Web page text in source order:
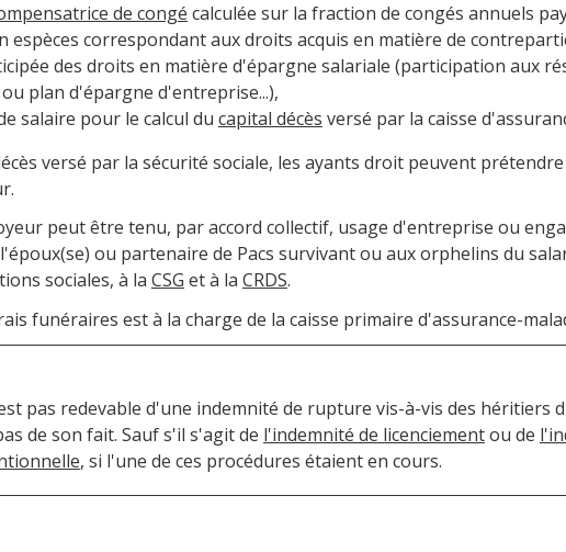
de congé calculée sur la fraction de congés annuels
espèces correspondant aux droits acquis en matière de
des droits en matière d'épargne salariale (participation aux
plan d'épargne d'entreprise...),
salaire pour le calcul du capital décès versé par la caisse
versé par la sécurité sociale, les ayants droit peuvent
peut être tenu, par accord collectif, usage d'entreprise ou
ou partenaire de Pacs survivant ou aux orphelins du
sociales, à la CSG et à la CRDS.
funéraires est à la charge de la caisse primaire d'assurance-
pas redevable d'une indemnité de rupture vis-à-vis des héritiers
de son fait. Sauf s'il s'agit de l'indemnité de licenciementou de
, si l'une de ces procédures étaient en cours.